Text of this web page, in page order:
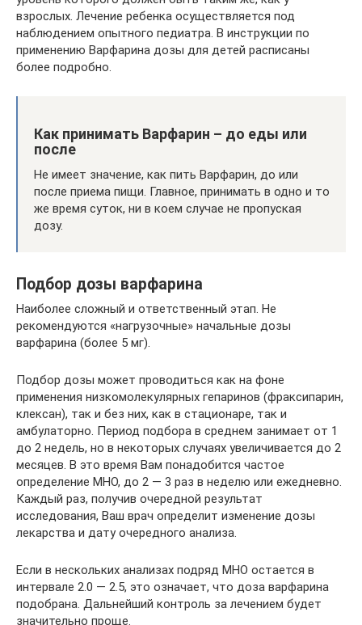
взрослых. Лечение ребенка осуществляется под
наблюдением опытного педиатра. В инструкции по
применению Варфарина дозы для детей расписаны
более подробно.
Как принимать Варфарин – до еды или
после
Не имеет значение, как пить Варфарин, до или
после приема пищи. Главное, принимать в одно и то
же время суток, ни в коем случае не пропуская
дозу.
Подбор дозы варфарина
Наиболее сложный и ответственный этап. Не
рекомендуются «нагрузочные» начальные дозы
варфарина (более 5 мг).
Подбор дозы может проводиться как на фоне
применения низкомолекулярных гепаринов (фраксипарин,
клексан), так и без них, как в стационаре, так и
амбулаторно. Период подбора в среднем занимает от 1
до 2 недель, но в некоторых случаях увеличивается до 2
месяцев. В это время Вам понадобится частое
определение МНО, до 2 — 3 раз в неделю или ежедневно.
Каждый раз, получив очередной результат
исследования, Ваш врач определит изменение дозы
лекарства и дату очередного анализа.
Если в нескольких анализах подряд МНО остается в
интервале 2.0 — 2.5, это означает, что доза варфарина
подобрана. Дальнейший контроль за лечением будет
значительно проще.